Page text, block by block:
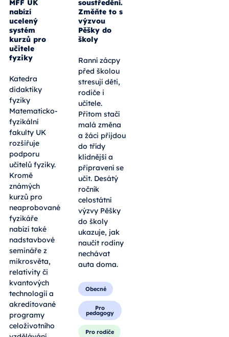
MFF UK
nabízí
ucelený
systém
kurzů pro
učitele
fyziky
Katedra
didaktiky
fyziky
Matematicko-
fyzikální
fakulty UK
rozšiřuje
podporu
učitelů fyziky.
Kromě
známých
kurzů pro
neaprobované
fyzikáře
nabízí také
nadstavbové
semináře z
mikrosvěta,
relativity či
kvantových
technologií a
akreditované
programy
celoživotního
soustředění.
Změňte to s
výzvou
Pěšky do
školy
Ranní zácpy
před školou
stresují děti,
rodiče i
učitele.
Přitom stačí
malá změna
a žáci přijdou
do třídy
klidnější a
připravení se
učit. Desátý
ročník
celostátní
výzvy Pěšky
do školy
ukazuje, jak
naučit rodiny
nechávat
auta doma.
Obecné
Pro
pedagogy
Pro rodiče